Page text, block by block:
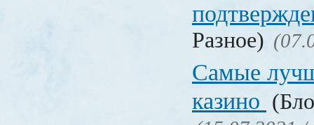
Разное)
Самые
казино